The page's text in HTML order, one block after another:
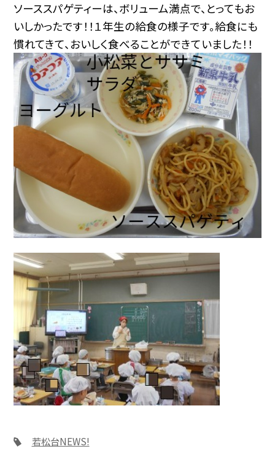
ソーススパゲティーは、ボリューム満点で、とってもお
いしかったです！！１年生の給食の様子です。給食にも
慣れてきて、おいしく食べることができていました！！
若松台NEWS!